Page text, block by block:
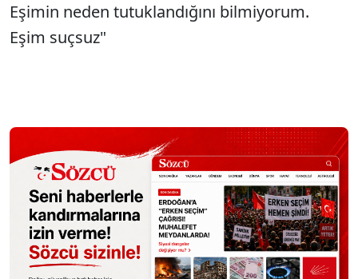
Eşimin neden tutuklandığını bilmiyorum.
Eşim suçsuz"